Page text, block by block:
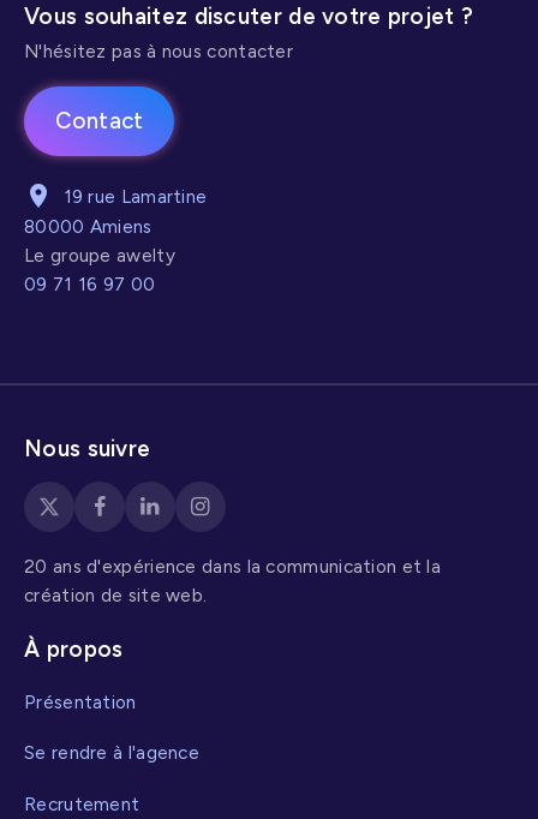
Vous souhaitez discuter de votre projet ?
N'hésitez pas à nous contacter
Contact
19 rue Lamartine
80000 Amiens
Le groupe awelty
09 71 16 97 00
Nous suivre
20 ans d'expérience dans la communication et la
création de site web.
À propos
Présentation
Se rendre à l'agence
Recrutement